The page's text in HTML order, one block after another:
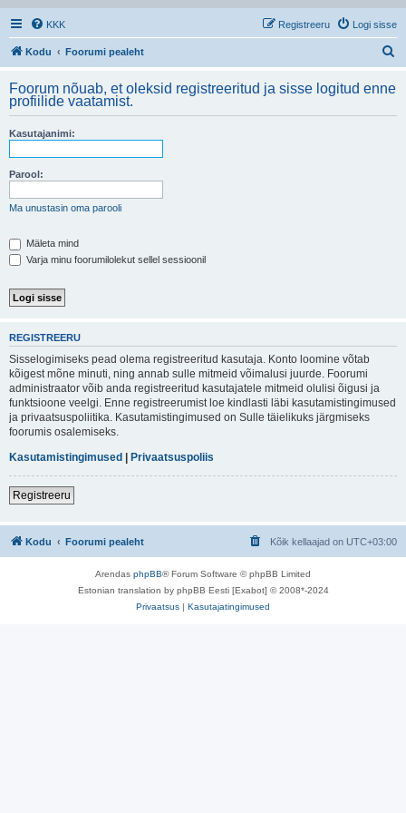
KKK Logi sisse
Registreeru
Kodu Foorumi pealeht
i
Foorum nõuab, et oleksid registreeritud ja sisse logitud enne
profiilide vaatamist.
Kasutajanimi:
Parool:
Ma unustasin oma parooli
Mäleta mind
Varja minu foorumilolekut sellel sessioonil
REGISTREERU
Sisselogimiseks pead olema registreeritud kasutaja. Konto loomine võtab
kõigest mõne minuti, ning annab sulle mitmeid võimalusi juurde. Foorumi
administraator võib anda registreeritud kasutajatele mitmeid olulisi õigusi ja
funktsioone veelgi. Enne registreerumist loe kindlasti läbi kasutamistingimused
ja privaatsuspoliitika. Kasutamistingimused on Sulle täielikuks järgmiseks
foorumis osalemiseks.
Kasutamistingimused | Privaatsuspoliis
Registreeru
Kodu Foorumi pealeht Kõik kellaajad on UTC+03:00
Arendas phpBB® Forum Software © phpBB Limited
Estonian translation by phpBB Eesti [Exabot] © 2008*-2024
Privaatsus | Kasutajatingimused